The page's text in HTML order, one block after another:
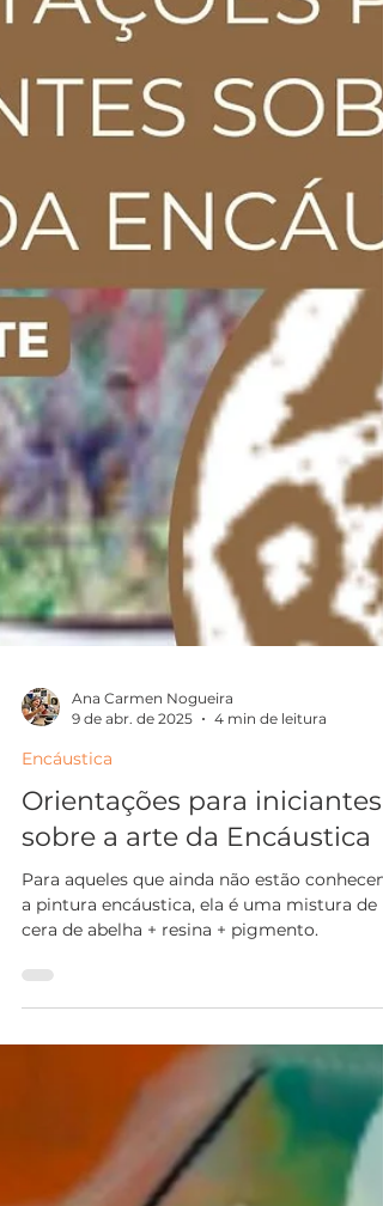
Ana Carmen Nogueira
9 de abr. de 2025
4 min de leitura
Orientações para iniciantes
sobre a arte da Encáustica
Para aqueles que ainda não estão conhecem
a pintura encáustica, ela é uma mistura de
cera de abelha + resina + pigmento.